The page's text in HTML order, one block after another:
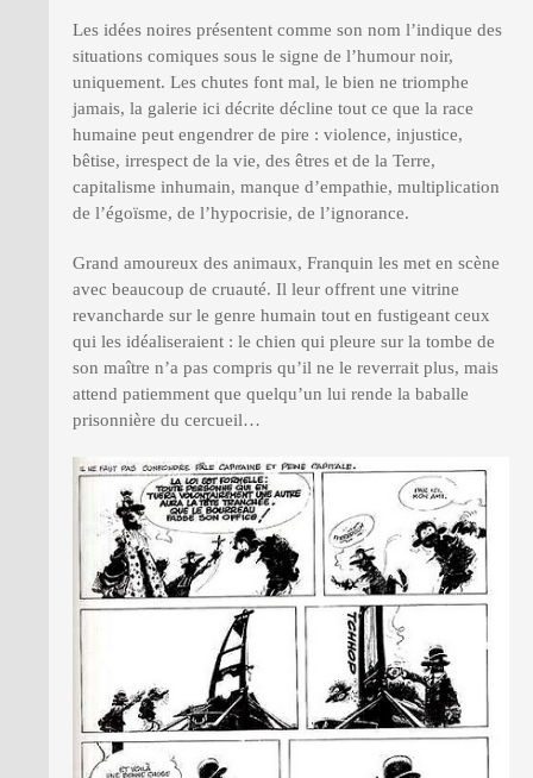
Les idées noires présentent comme son nom l’indique des
situations comiques sous le signe de l’humour noir,
uniquement. Les chutes font mal, le bien ne triomphe
jamais, la galerie ici décrite décline tout ce que la race
humaine peut engendrer de pire : violence, injustice,
bêtise, irrespect de la vie, des êtres et de la Terre,
capitalisme inhumain, manque d’empathie, multiplication
de l’égoïsme, de l’hypocrisie, de l’ignorance.
Grand amoureux des animaux, Franquin les met en scène
avec beaucoup de cruauté. Il leur offrent une vitrine
revancharde sur le genre humain tout en fustigeant ceux
qui les idéaliseraient : le chien qui pleure sur la tombe de
son maître n’a pas compris qu’il ne le reverrait plus, mais
attend patiemment que quelqu’un lui rende la baballe
prisonnière du cercueil…